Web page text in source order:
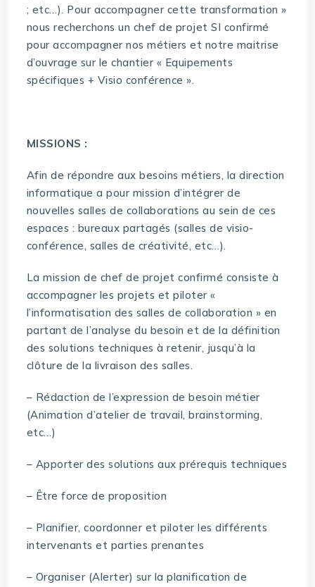
; etc…). Pour accompagner cette transformation »
nous recherchons un chef de projet SI confirmé
pour accompagner nos métiers et notre maitrise
d’ouvrage sur le chantier « Equipements
spécifiques + Visio conférence ».
MISSIONS :
Afin de répondre aux besoins métiers, la direction
informatique a pour mission d’intégrer de
nouvelles salles de collaborations au sein de ces
espaces : bureaux partagés (salles de visio-
conférence, salles de créativité, etc…).
La mission de chef de projet confirmé consiste à
accompagner les projets et piloter «
l’informatisation des salles de collaboration » en
partant de l’analyse du besoin et de la définition
des solutions techniques à retenir, jusqu’à la
clôture de la livraison des salles.
– Rédaction de l’expression de besoin métier
(Animation d’atelier de travail, brainstorming,
etc…)
– Apporter des solutions aux prérequis techniques
– Être force de proposition
– Planifier, coordonner et piloter les différents
intervenants et parties prenantes
– Organiser (Alerter) sur la planification de